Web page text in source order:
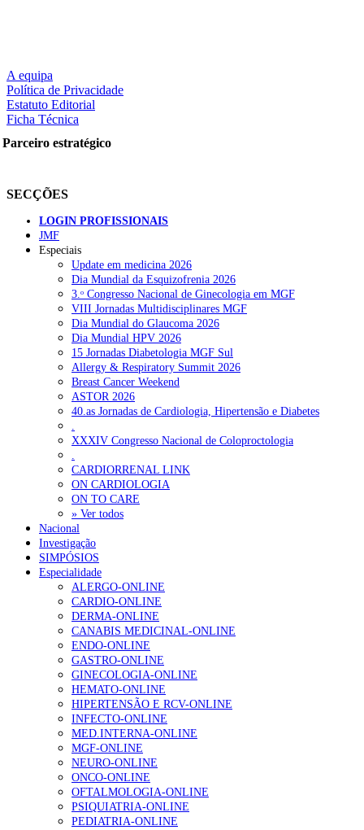
Partilhe nas redes sociais:
NOTÍCIAS RECENTES
Quase 11.900 jovens recorreram aos cheques psicólogo e
nutricionista no primeiro mês 7 de Agosto, 2026
ULS de Coimbra estreia cirurgia endoscópica do ouvido com
apoio robótico em Portugal 7 de Agosto, 2026
Enfermeiros exigem esclarecimentos sobre eventual gestão
privada da ULS do Algarve 7 de Agosto, 2026
Ordem dos Médicos alerta para riscos no novo sistema de acesso
a consultas e cirurgias
Portugal está a formar os médicos de que precisa?
2026
NOTÍCIAS MAIS LIDAS
Enfermagem Forense. “Da urgência ao tribunal, cada
gesto conta e cada profissional faz a diferença”
202 visualizações
Alguns milhares de utentes podem ficar sem médico de
família com nova regras do registo, alerta associação
155 visualizações
1.º Episódio do Podcast “Frequência Cardio – Sintoniza-
te na Insuficiência Cardíaca” da Bayer
99 visualizações
A equipa
Política de Privacidade
Estatuto Editorial
Ficha Técnica
Parceiro estratégico
SECÇÕES
LOGIN PROFISSIONAIS
JMF
Especiais
Update em medicina 2026
Dia Mundial da Esquizofrenia 2026
3.ᵒ Congresso Nacional de Ginecologia em MGF
VIII Jornadas Multidisciplinares MGF
Dia Mundial do Glaucoma 2026
Dia Mundial HPV 2026
15 Jornadas Diabetologia MGF Sul
Allergy & Respiratory Summit 2026
Breast Cancer Weekend
ASTOR 2026
40.as Jornadas de Cardiologia, Hipertensão e Diabetes
.
XXXIV Congresso Nacional de Coloproctologia
.
CARDIORRENAL LINK
ON CARDIOLOGIA
ON TO CARE
» Ver todos
Nacional
Investigação
SIMPÓSIOS
Especialidade
ALERGO-ONLINE
CARDIO-ONLINE
DERMA-ONLINE
CANABIS MEDICINAL-ONLINE
ENDO-ONLINE
GASTRO-ONLINE
GINECOLOGIA-ONLINE
HEMATO-ONLINE
HIPERTENSÃO E RCV-ONLINE
INFECTO-ONLINE
MED.INTERNA-ONLINE
MGF-ONLINE
NEURO-ONLINE
ONCO-ONLINE
OFTALMOLOGIA-ONLINE
PSIQUIATRIA-ONLINE
PEDIATRIA-ONLINE